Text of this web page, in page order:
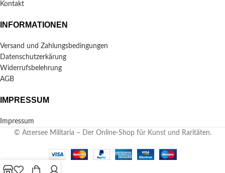
Kontakt
INFORMATIONEN
Versand und Zahlungsbedingungen
Datenschutzerkärung
Widerrufsbelehrung
AGB
IMPRESSUM
Impressum
© Attersee Militaria – Der Online-Shop für Kunst und Raritäten.